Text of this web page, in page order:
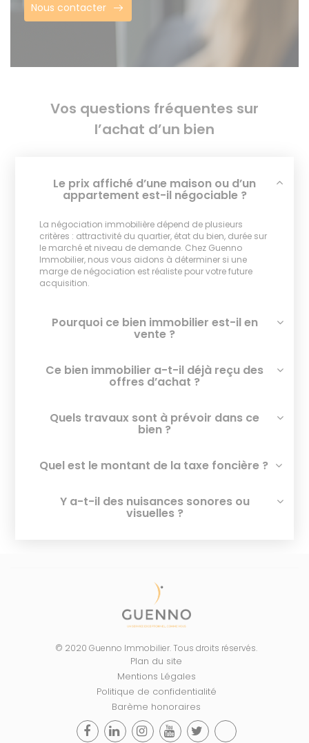
Nous contacter
Vos questions fréquentes sur
l’achat d’un bien
Le prix affiché d’une maison ou d’un
appartement est-il négociable ?
La négociation immobilière dépend de plusieurs
critères : attractivité du quartier, état du bien, durée sur
le marché et niveau de demande. Chez Guenno
Immobilier, nous vous aidons à déterminer si une
marge de négociation est réaliste pour votre future
acquisition.
Pourquoi ce bien immobilier est-il en
vente ?
Ce bien immobilier a-t-il déjà reçu des
offres d’achat ?
Quels travaux sont à prévoir dans ce
bien ?
Quel est le montant de la taxe foncière ?
Y a-t-il des nuisances sonores ou
visuelles ?
© 2020 Guenno Immobilier. Tous droits réservés.
Plan du site
Mentions Légales
Politique de confidentialité
Barème honoraires